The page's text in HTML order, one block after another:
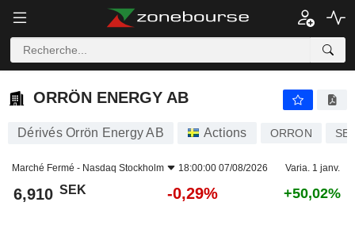
ORRÖN ENERGY AB
ORRÖN ENERGY AB
Dérivés Orrön Energy AB Actions ORRON
Marché Fermé - Nasdaq Stockholm 18:00:00 07/08/2026 Varia. 1 janv.
6,910 SEK -0,29% +50,02%